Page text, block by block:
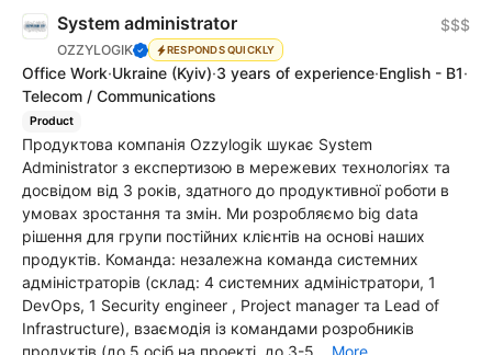
System administrator
OZZYLOGIK RESPONDS QUICKLY
$$$
Office Work·Ukraine (Kyiv)·3 years of experience·English - B1·
Telecom / Communications
Product
Продуктова компанія Ozzylogik шукає System
Administrator з експертизою в мережевих технологіях та
досвідом від 3 років, здатного до продуктивної роботи в
умовах зростання та змін. Ми розробляємо big data
рішення для групи постійних клієнтів на основі наших
продуктів. Команда: незалежна команда системних
адміністраторів (склад: 4 системних адміністратори, 1
DevOps, 1 Security engineer , Project manager та Lead of
Infrastructure), взаємодія із командами розробників
продуктів (до 5 осіб на проекті, до 3-5... More